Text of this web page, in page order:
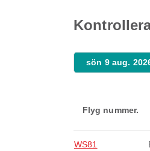
sön 9 aug.
Flyg nummer.
WS81